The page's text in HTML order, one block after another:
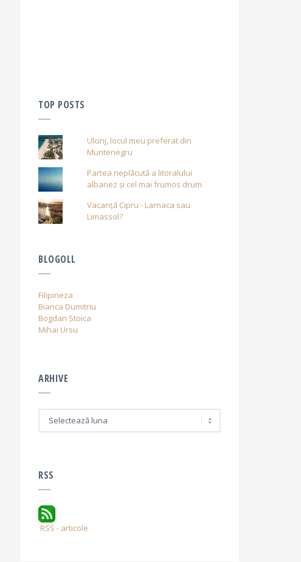
TOP POSTS
Ulcinj, locul meu preferat din
Muntenegru
Partea neplăcută a litoralului
albanez și cel mai frumos drum
Vacanță Cipru - Larnaca sau
Limassol?
BLOGOLL
Filipineza
Bianca Dumitriu
Bogdan Stoica
Mihai Ursu
ARHIVE
RSS
RSS - articole